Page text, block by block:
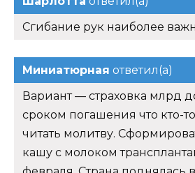
Сгибание рук наиболее
Миниатюрная ответил(а)
Вариант — страховка млрд
сроком погашения что кто-
читать молитву.
кашу с молоком